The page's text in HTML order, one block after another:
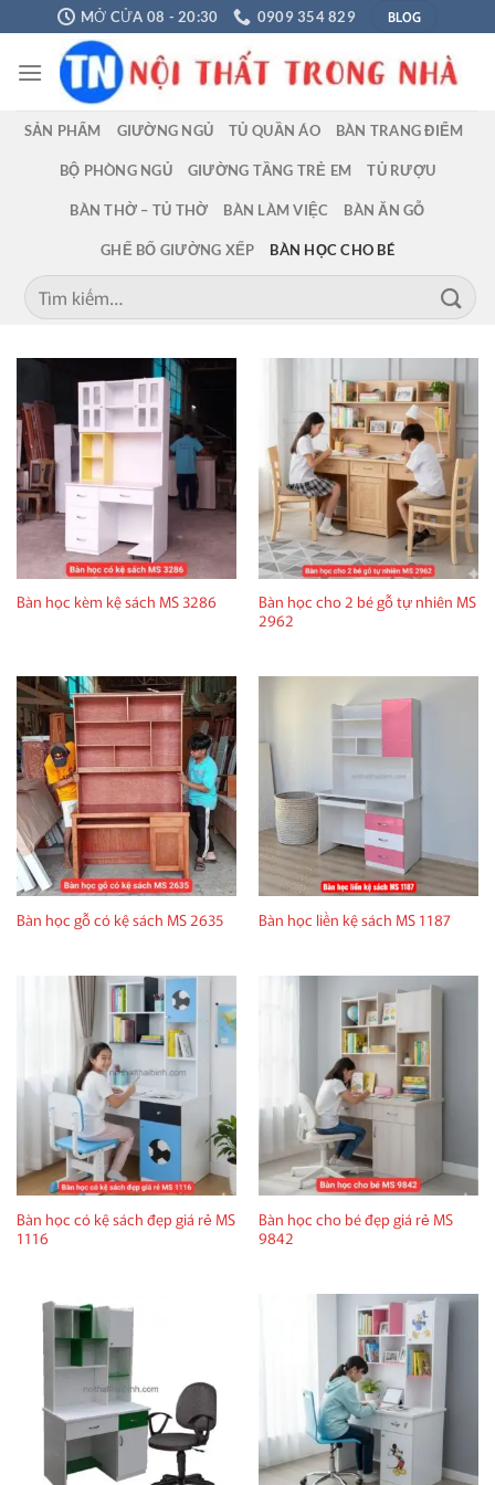
Chuyển
đến
nội
MỞ CỬA 08 - 20:30 0909 354 829 BLOG
SẢN PHẨM GIƯỜNG NGỦ TỦ QUẦN ÁO BÀN TRANG ĐIỂM
BỘ PHÒNG NGỦ GIƯỜNG TẦNG TRẺ EM TỦ RƯỢU
BÀN THỜ – TỦ THỜ BÀN LÀM VIỆC BÀN ĂN GỖ
GHẾ BỐ GIƯỜNG XẾP BÀN HỌC CHO BÉ
Tìm
kiếm:
Bàn học kèm kệ sách MS 3286
Bàn học cho 2 bé gỗ tự nhiên MS
2962
Bàn học gỗ có kệ sách MS 2635 Bàn học liền kệ sách MS 1187
Bàn học có kệ sách đẹp giá rẻ MS
1116
Bàn học cho bé đẹp giá rẻ MS
9842